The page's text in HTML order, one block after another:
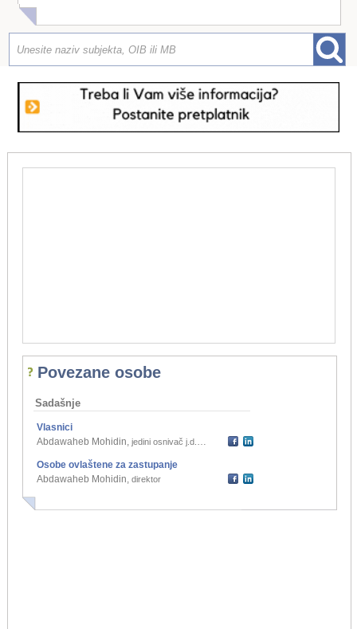
Povezane osobe
Sadašnje
Vlasnici
Abdawaheb Mohidin, jedini osnivač j.d.o.o.
Osobe ovlaštene za zastupanje
Abdawaheb Mohidin, direktor